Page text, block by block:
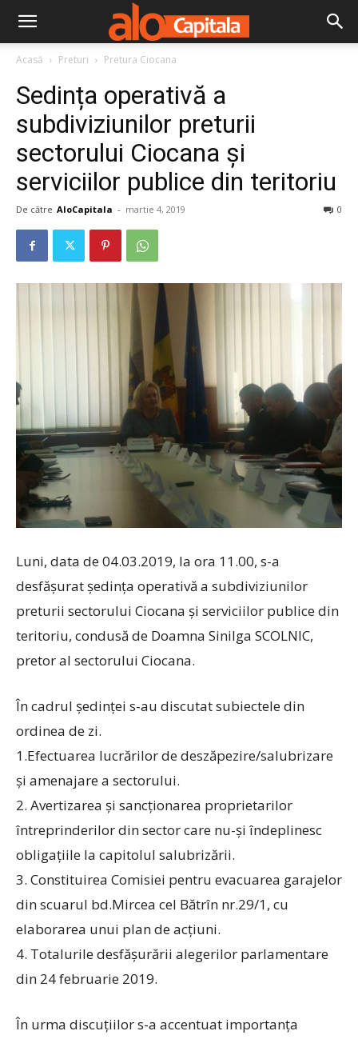
Acasă Preturi Pretura Ciocana
Sedința operativă a
subdiviziunilor preturii
sectorului Ciocana şi
serviciilor publice din teritoriu
De către AloCapitala - martie 4, 2019 0
Luni, data de 04.03.2019, la ora 11.00, s-a
desfășurat ședința operativă a subdiviziunilor
preturii sectorului Ciocana şi serviciilor publice din
teritoriu, condusă de Doamna Sinilga SCOLNIC,
pretor al sectorului Ciocana.
În cadrul ședinței s-au discutat subiectele din
ordinea de zi.
1.Efectuarea lucrărilor de deszăpezire/salubrizare
și amenajare a sectorului.
2. Avertizarea și sancționarea proprietarilor
întreprinderilor din sector care nu-și îndeplinesc
obligațiile la capitolul salubrizării.
3. Constituirea Comisiei pentru evacuarea garajelor
din scuarul bd.Mircea cel Bătrîn nr.29/1, cu
elaborarea unui plan de acțiuni.
4. Totalurile desfășurării alegerilor parlamentare
din 24 februarie 2019.
În urma discuțiilor s-a accentuat importanța